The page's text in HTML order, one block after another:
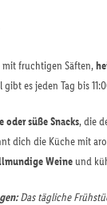
fruchtigen Säften,
es jeden Tag bis
oder süße Snacks, die
dich die Küche mit
Weine und
Das tägliche